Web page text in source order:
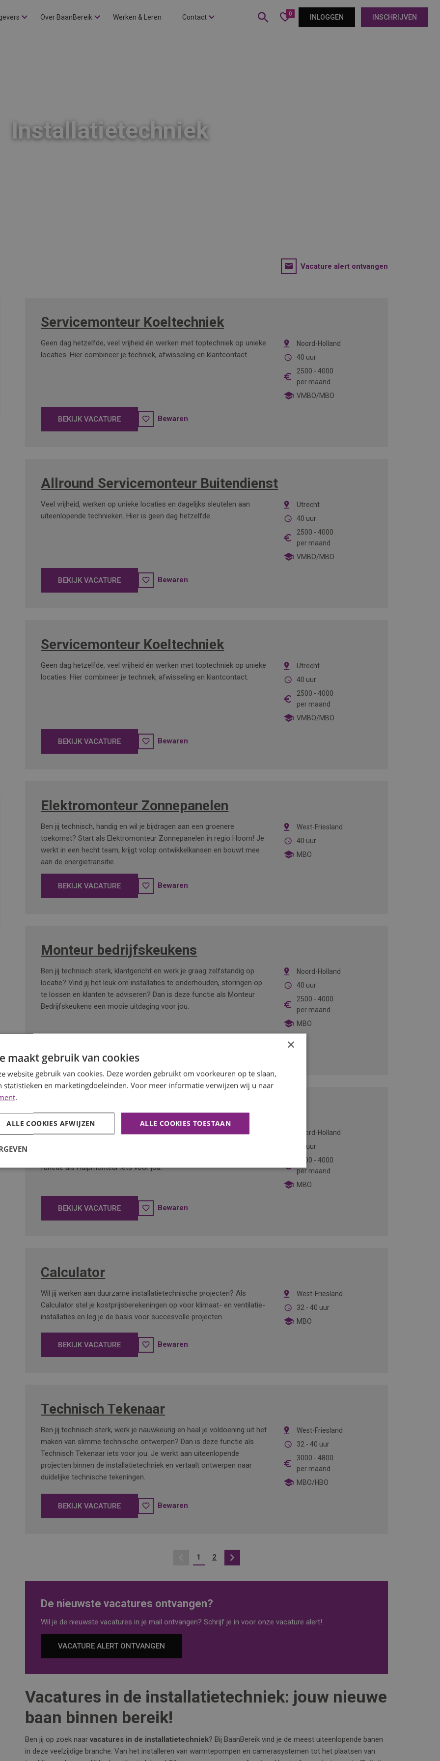
Over BaanBereik Werken & Leren Contact 0 INLOGGEN INSCHRIJVEN
Installatietechniek
Vacature alert ontvangen
Servicemonteur Koeltechniek
Noord-Holland
40 uur
2500 - 4000
per maand
VMBO/MBO
Geen dag hetzelfde, veel vrijheid én werken met toptechniek op unieke
locaties. Hier combineer je techniek, afwisseling en klantcontact.
BEKIJK VACATURE Bewaren
Allround Servicemonteur Buitendienst
Utrecht
40 uur
2500 - 4000
per maand
VMBO/MBO
Veel vrijheid, werken op unieke locaties en dagelijks sleutelen aan
uiteenlopende technieken. Hier is geen dag hetzelfde.
BEKIJK VACATURE Bewaren
Servicemonteur Koeltechniek
Utrecht
40 uur
2500 - 4000
per maand
VMBO/MBO
Geen dag hetzelfde, veel vrijheid én werken met toptechniek op unieke
locaties. Hier combineer je techniek, afwisseling en klantcontact.
BEKIJK VACATURE Bewaren
Elektromonteur Zonnepanelen
West-Friesland
40 uur
MBO
Ben jij technisch, handig en wil je bijdragen aan een groenere
toekomst? Start als Elektromonteur Zonnepanelen in regio Hoorn! Je
werkt in een hecht team, krijgt volop ontwikkelkansen en bouwt mee
aan de energietransitie.
BEKIJK VACATURE Bewaren
Monteur bedrijfskeukens
Noord-Holland
40 uur
2500 - 4000
per maand
MBO
Ben jij technisch sterk, klantgericht en werk je graag zelfstandig op
locatie? Vind jij het leuk om installaties te onderhouden, storingen op
te lossen en klanten te adviseren? Dan is deze functie als Monteur
Bedrijfskeukens een mooie uitdaging voor jou.
Hulpmonteur Keukens
Noord-Holland
40 uur
2500 - 4000
per maand
MBO
Ben jij technisch handig, leergierig en wil jij jezelf verder ontwikkelen in
functie als Hulpmonteur iets voor jou.
BEKIJK VACATURE Bewaren
Calculator
West-Friesland
32 - 40 uur
MBO
Wil jij werken aan duurzame installatietechnische projecten? Als
Calculator stel je kostprijsberekeningen op voor klimaat- en ventilatie-
installaties en leg je de basis voor succesvolle projecten.
BEKIJK VACATURE Bewaren
Technisch Tekenaar
West-Friesland
32 - 40 uur
3000 - 4800
per maand
MBO/HBO
Ben jij technisch sterk, werk je nauwkeurig en haal je voldoening uit het
maken van slimme technische ontwerpen? Dan is deze functie als
Technisch Tekenaar iets voor jou. Je werkt aan uiteenlopende
projecten binnen de installatietechniek en vertaalt ontwerpen naar
duidelijke technische tekeningen.
BEKIJK VACATURE Bewaren
Vorige
1 2
De nieuwste vacatures ontvangen?
Wil je de nieuwste vacatures in je mail ontvangen? Schrijf je in voor onze vacature alert!
VACATURE ALERT ONTVANGEN
Vacatures in de installatietechniek: jouw nieuwe
baan binnen bereik!
Ben jij op zoek naarvacatures in de installatietechniek? Bij BaanBereik vind je de meest uiteenlopende banen
in deze veelzijdige branche. Van het installeren van warmtepompen en camerasystemen tot het plaatsen van
×
maakt gebruik van cookies
website gebruik van cookies. Deze worden gebruikt om voorkeuren op te slaan,
statistieken en marketingdoeleinden. Voor meer informatie verwijzen wij u naar
.
ALLE COOKIES TOESTAAN
ALLE COOKIES AFWIJZEN